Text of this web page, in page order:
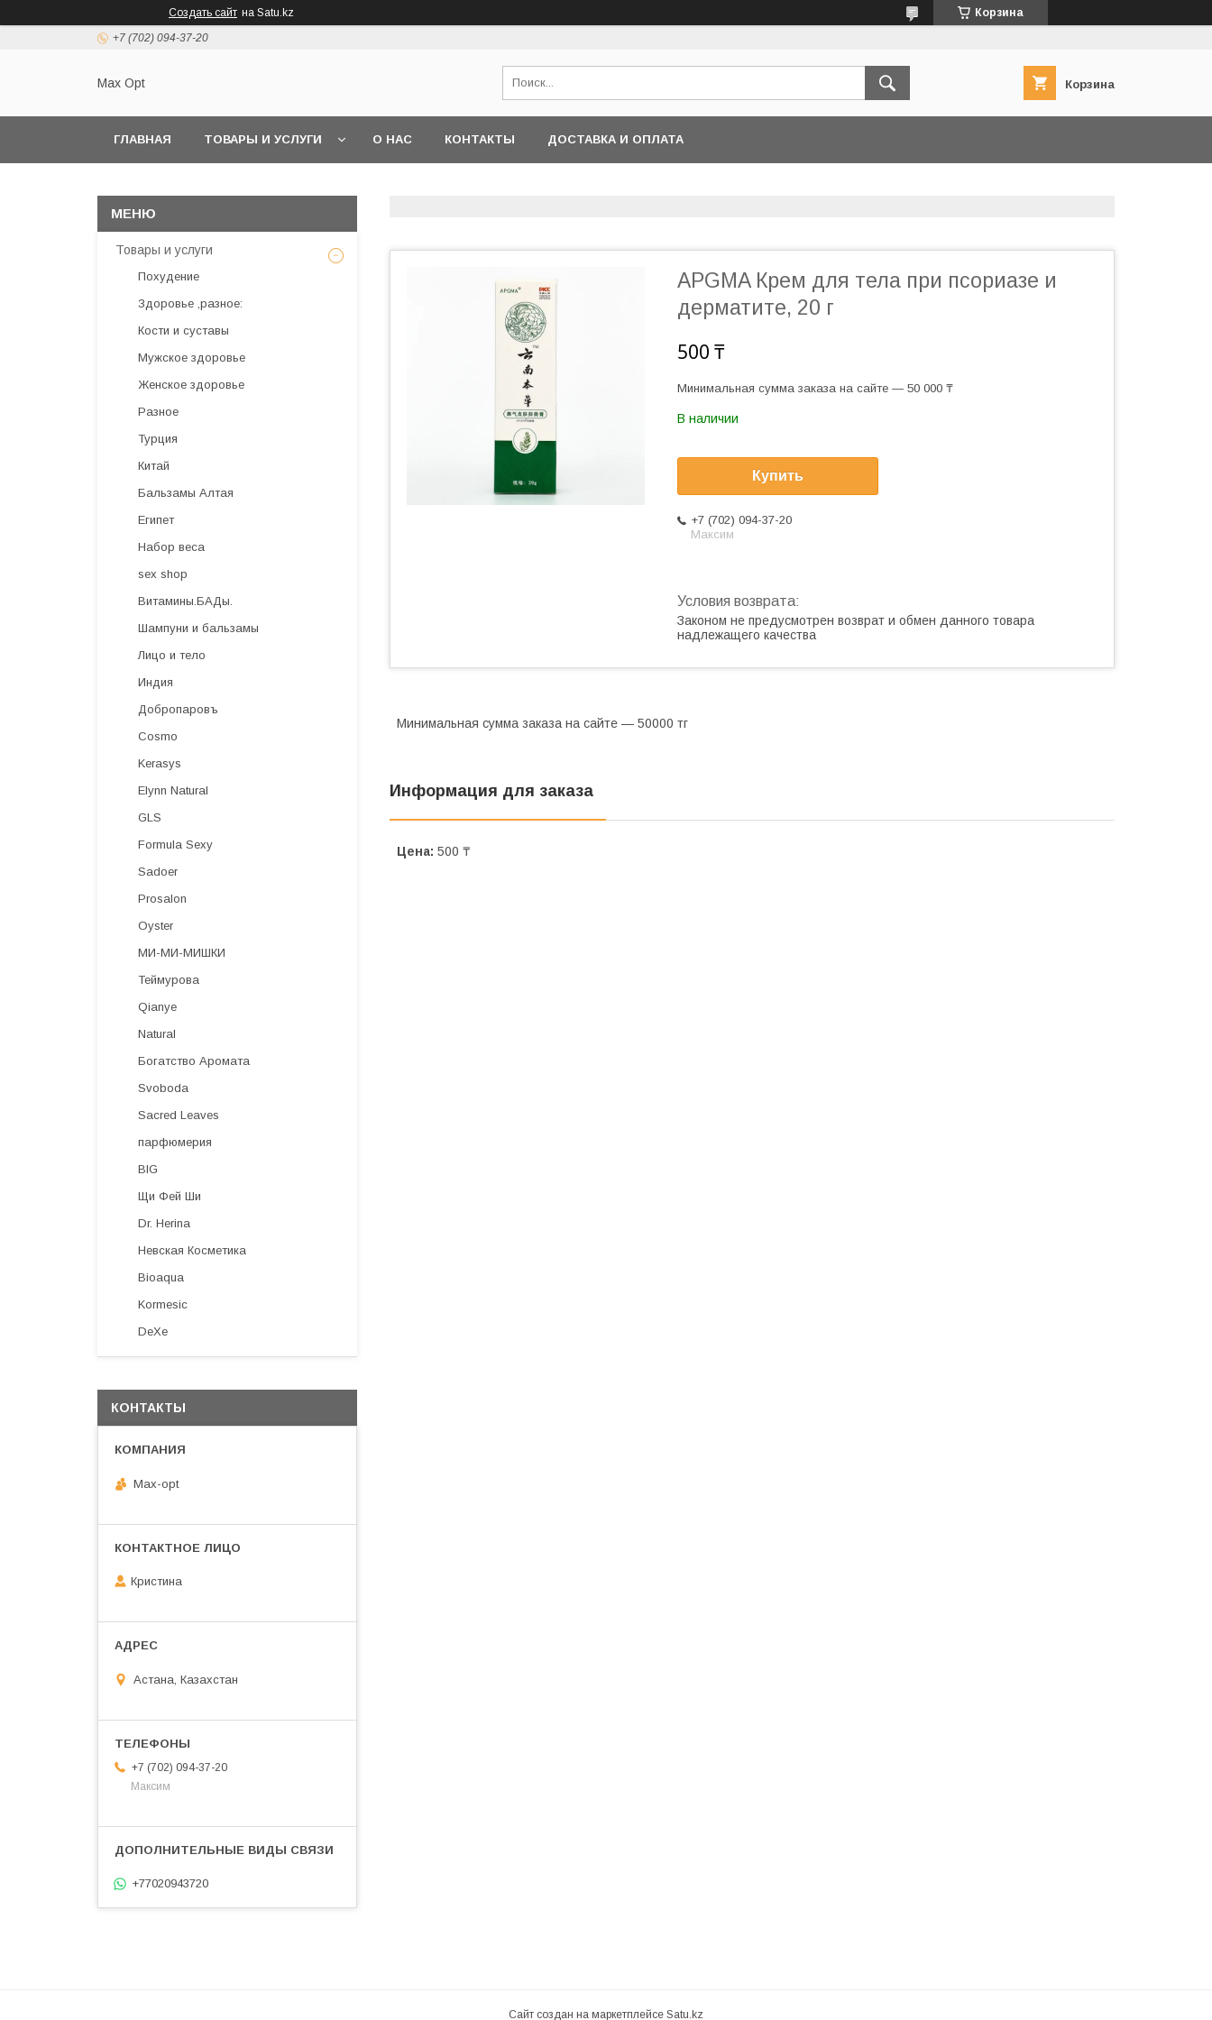
Создать сайт на Satu.kz Корзина
+7 (702) 094-37-20
Max Opt Корзина
ГЛАВНАЯ ТОВАРЫ И УСЛУГИ О НАС КОНТАКТЫ ДОСТАВКА И ОПЛАТА
APGMA Крем для тела при псориазе и
дерматите, 20 г
500 ₸
Минимальная сумма заказа на сайте — 50 000 ₸
В наличии
Купить
+7 (702) 094-37-20
Максим
Законом не предусмотрен возврат и обмен данного товара
надлежащего качества
Минимальная сумма заказа на сайте — 50000 тг
Информация для заказа
Цена: 500 ₸
Товары и услуги
Похудение
Здоровье ,разное:
Кости и суставы
Мужское здоровье
Женское здоровье
Разное
Турция
Китай
Бальзамы Алтая
Египет
Набор веса
sex shop
Витамины.БАДы.
Шампуни и бальзамы
Лицо и тело
Индия
Добропаровъ
Cosmo
Kerasys
Elynn Natural
GLS
Formula Sexy
Sadoer
Prosalon
Oyster
МИ-МИ-МИШКИ
Теймурова
Qianye
Natural
Богатство Аромата
Svoboda
Sacred Leaves
парфюмерия
BIG
Щи Фей Ши
Dr. Herina
Невская Косметика
Bioaqua
Kormesic
DeXe
КОНТАКТЫ
Max-opt
Кристина
Астана, Казахстан
+7 (702) 094-37-20
Максим
+77020943720
Сайт создан на маркетплейсе Satu.kz